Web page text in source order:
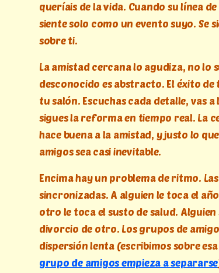
queríais de la vida. Cuando su línea
siente solo como un evento suyo. Se
sobre ti.
La amistad cercana lo agudiza, no lo
desconocido es abstracto. El éxito
tu salón. Escuchas cada detalle, vas
sigues la reforma en tiempo real. La
hace buena a la amistad, y justo lo
amigos sea casi inevitable.
Encima hay un problema de ritmo.
sincronizadas. A alguien le toca el
otro le toca el susto de salud.
divorcio de otro. Los grupos de
dispersión lenta (escribimos sobre
grupo de amigos empieza a separarse